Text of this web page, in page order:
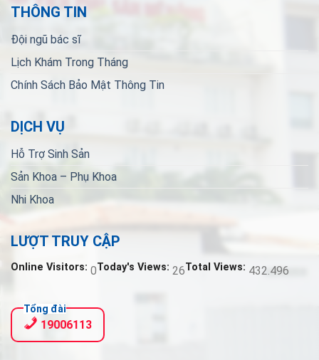
THÔNG TIN
Đội ngũ bác sĩ
Lịch Khám Trong Tháng
Chính Sách Bảo Mật Thông Tin
DỊCH VỤ
Hỗ Trợ Sinh Sản
Sản Khoa – Phụ Khoa
Nhi Khoa
LƯỢT TRUY CẬP
Online Visitors: 0Today's Views: 26Total Views: 432.496
Tổng đài
19006113